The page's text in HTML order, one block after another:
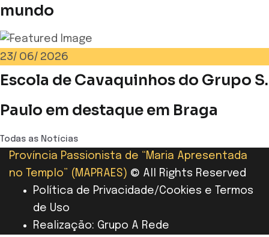
mundo
23/ 06/ 2026
Escola de Cavaquinhos do Grupo S.
Paulo em destaque em Braga
Todas as Notícias
Província Passionista de “Maria Apresentada
no Templo” (MAPRAES) © All Rights Reserved
Política de Privacidade/Cookies e Termos
de Uso
Realização: Grupo A Rede